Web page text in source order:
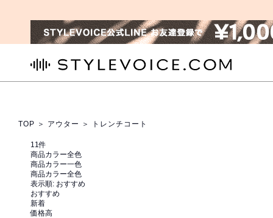
TOP ＞ アウター ＞ トレンチコート
11件
商品カラー全色
商品カラー一色
商品カラー全色
表示順: おすすめ
おすすめ
新着
価格高